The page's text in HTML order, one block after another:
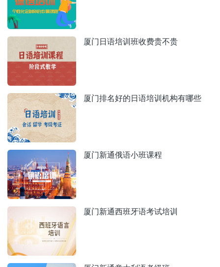
厦门日语培训班收费贵不贵
厦门排名好的日语培训机构有哪些
厦门新通俄语小班课程
厦门新通西班牙语考试培训